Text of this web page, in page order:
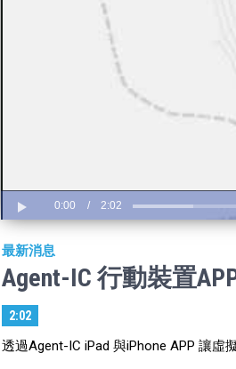
Play
0:00 /
2:02
最新消息
Agent-IC 行動裝置
2:02
透過Agent-IC iPad 與iPhone APP 讓